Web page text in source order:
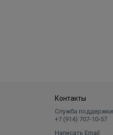
Контакты
Служба поддержки
+7 (914) 707‑10‑57
Написать Email